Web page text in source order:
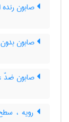
صابون
صابون
صابون ضدّ
رویه ،